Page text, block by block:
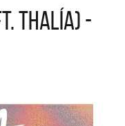
THALÍA) -